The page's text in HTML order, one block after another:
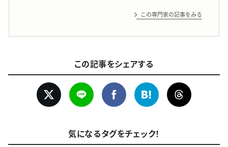
この専門家の記事をみる
この記事をシェアする
気になるタグをチェック！